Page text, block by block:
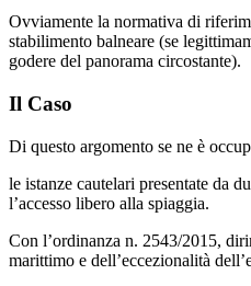
Ovviamente la normativa di
stabilimento balneare (se
godere del panorama circostante).
Il Caso
Di questo argomento se ne è
le istanze cautelari presentate da
l’accesso libero alla spiaggia.
Con l’ordinanza n. 2543/2015,
marittimo e dell’eccezionalità